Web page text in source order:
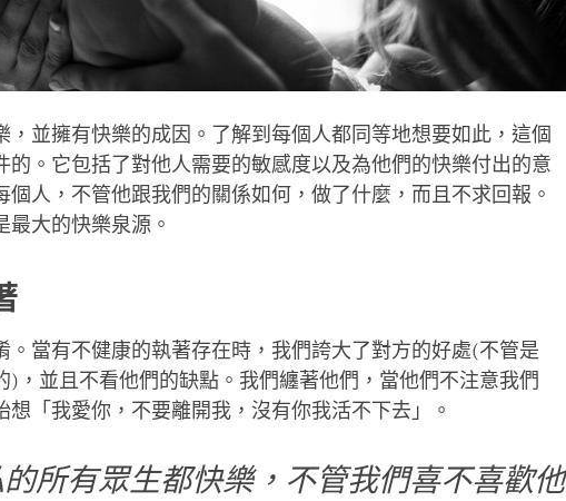
，並擁有快樂的成因。了解到每個人都同等地想要如此，這個
的。它包括了對他人需要的敏感度以及為他們的快樂付出的意
個人，不管他跟我們的關係如何，做了什麼，而且不求回報。
最大的快樂泉源。
。當有不健康的執著存在時，我們誇大了對方的好處(不管是
)，並且不看他們的缺點。我們纏著他們，當他們不注意我們
想「我愛你，不要離開我，沒有你我活不下去」。
所有眾生都快樂，不管我們喜不喜歡他